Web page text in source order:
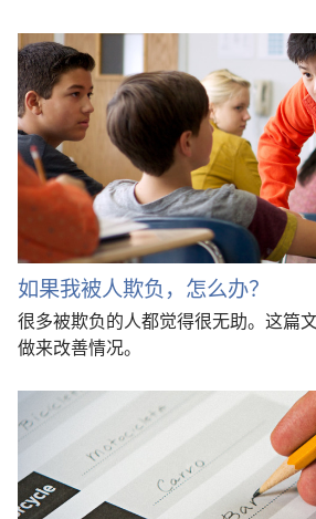
如果我被人欺负，怎么办？
很多被欺负的人都觉得很无助。这篇
做来改善情况。